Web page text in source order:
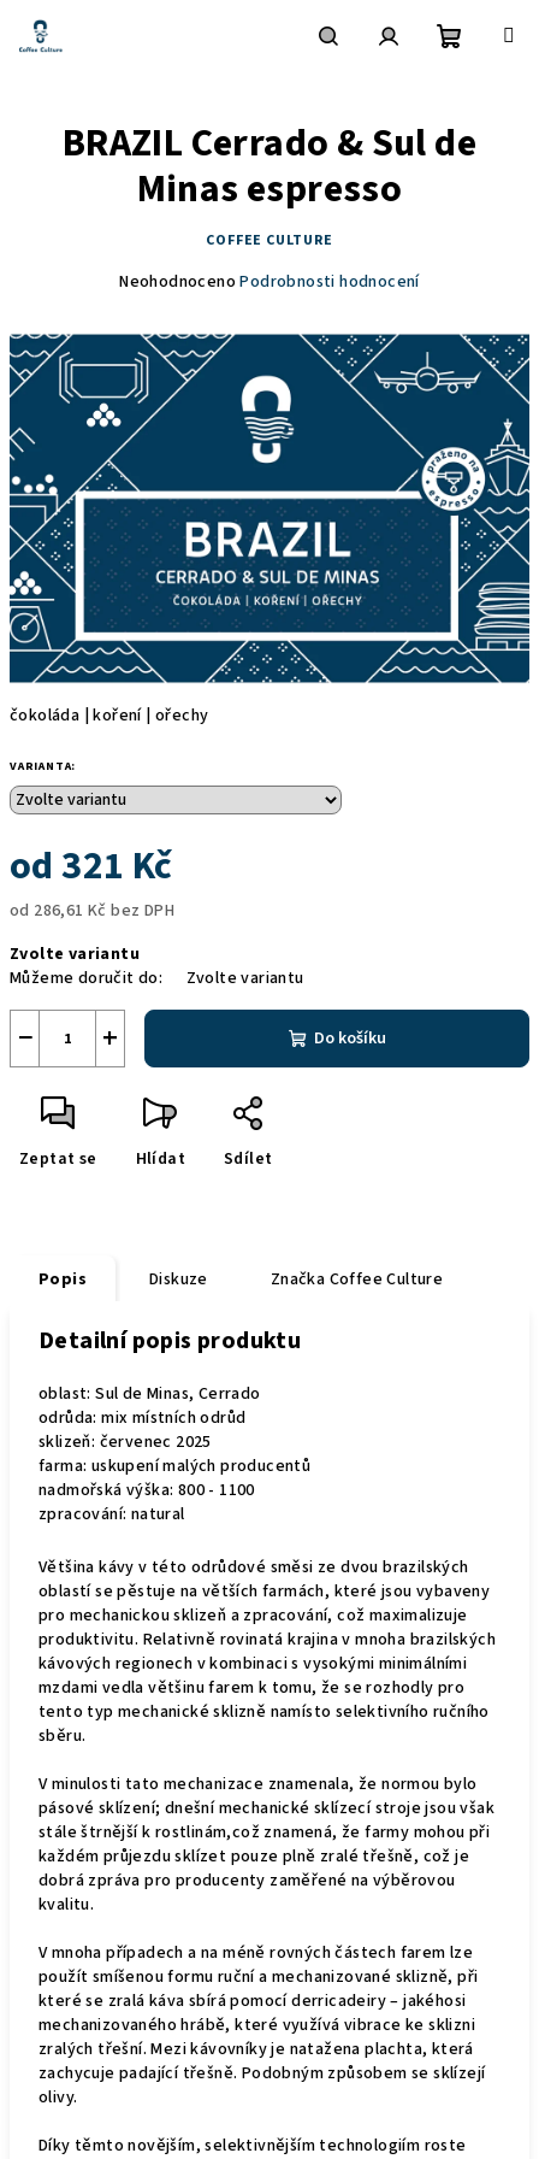
obsah
košík
čokoláda | koření | ořechy
VARIANTA:
od321 Kč
od 286,61 Kč bez DPH
cena:
Zvolte variantu
Můžeme doručit do:
Zvolte variantu
+
− Do košíku
Zeptat se Hlídat Sdílet
BRAZIL Cerrado & Sul de
Minas espresso
COFFEE CULTURE
Průměrné
produktu
z
5
hvězdiček.
Neohodnoceno Podrobnosti hodnocení
Popis Diskuze Značka Coffee Culture
Detailní popis produktu
oblast: Sul de Minas, Cerrado
odrůda: mix místních odrůd
sklizeň: červenec 2025
farma: uskupení malých producentů
nadmořská výška: 800 - 1100
zpracování: natural
Většina kávy v této odrůdové směsi ze dvou brazilských
oblastí se pěstuje na větších farmách, které jsou vybaveny
pro mechanickou sklizeň a zpracování, což maximalizuje
produktivitu. Relativně rovinatá krajina v mnoha brazilských
kávových regionech v kombinaci s vysokými minimálními
mzdami vedla většinu farem k tomu, že se rozhodly pro
tento typ mechanické sklizně namísto selektivního ručního
sběru.
V minulosti tato mechanizace znamenala, že normou bylo
pásové sklízení; dnešní mechanické sklízecí stroje jsou však
stále štrnější k rostlinám,což znamená, že farmy mohou při
každém průjezdu sklízet pouze plně zralé třešně, což je
dobrá zpráva pro producenty zaměřené na výběrovou
kvalitu.
V mnoha případech a na méně rovných částech farem lze
použít smíšenou formu ruční a mechanizované sklizně, při
které se zralá káva sbírá pomocí derricadeiry – jakéhosi
mechanizovaného hrábě, které využívá vibrace ke sklizni
zralých třešní. Mezi kávovníky je natažena plachta, která
zachycuje padající třešně. Podobným způsobem se sklízejí
olivy.
Díky těmto novějším, selektivnějším technologiím roste